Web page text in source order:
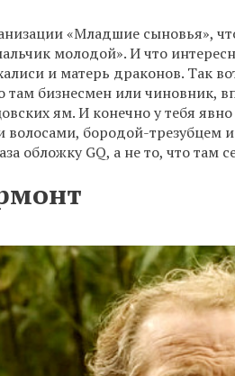
«Младшие сыновья»,
молодой». И что
и матерь драконов. Так
там бизнесмен или чиновник,
ям. И конечно у тебя
волосами, бородой-трезубцем
обложку GQ, а не то, что